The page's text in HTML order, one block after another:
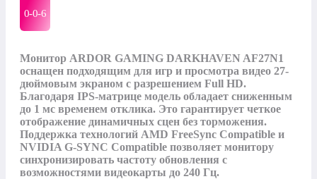
0-0-6
Монитор ARDOR GAMING DARKHAVEN AF27N1
оснащен подходящим для игр и просмотра видео 27-
дюймовым экраном с разрешением Full HD.
Благодаря IPS-матрице модель обладает сниженным
до 1 мс временем отклика. Это гарантирует четкое
отображение динамичных сцен без торможения.
Поддержка технологий AMD FreeSync Compatible и
NVIDIA G-SYNC Compatible позволяет монитору
синхронизировать частоту обновления с
возможностями видеокарты до 240 Гц.